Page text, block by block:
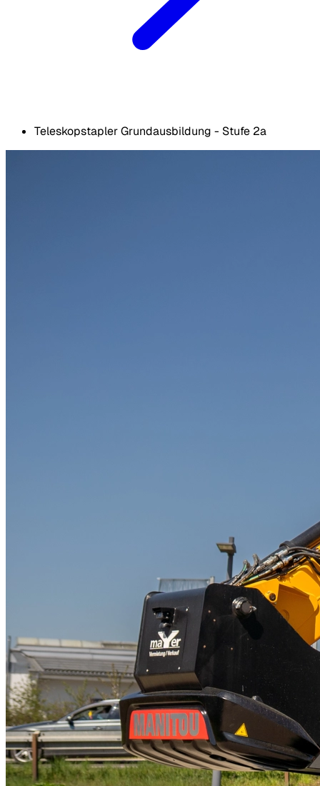
Teleskopstapler Grundausbildung - Stufe 2a